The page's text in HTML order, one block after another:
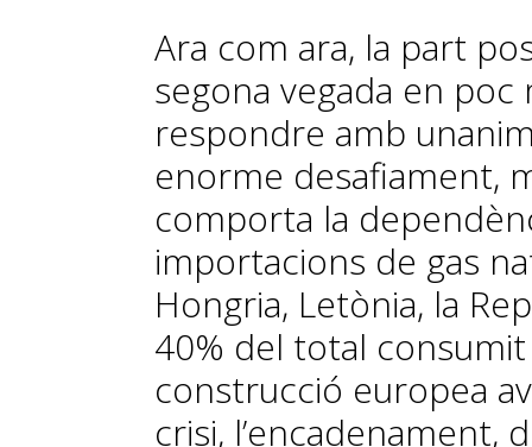
Ara com ara, la part
segona vegada en
respondre amb
enorme desafiament,
comporta la
importacions de gas
Hongria, Letònia, la
40% del total
construcció europea
crisi, l’encadenament,